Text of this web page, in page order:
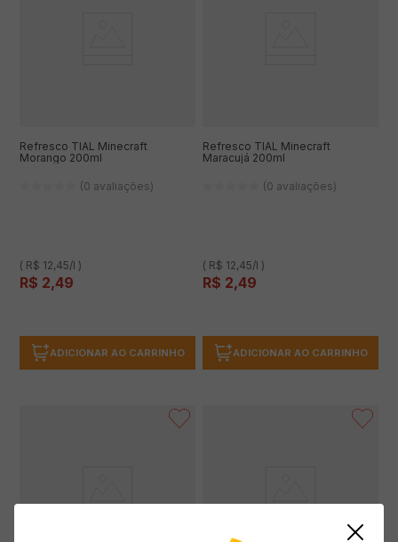
Refresco TIAL Minecraft
Morango 200ml
(0 avaliações)
( R$ 12,45/l )
R$ 2,49
ADICIONAR AO CARRINHO
Refresco TIAL Minecraft
Maracujá 200ml
(0 avaliações)
( R$ 12,45/l )
R$ 2,49
ADICIONAR AO CARRINHO